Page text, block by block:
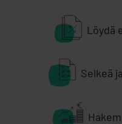
Löydä
Selkeä